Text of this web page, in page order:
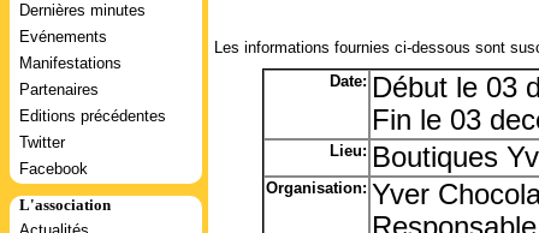
Dernières minutes
Evénements
Manifestations
Partenaires
Editions précédentes
Twitter
Facebook
L'association
Les informations fournies ci-dessous sont
Date: Début le 03
Fin le 03
Lieu: Boutiques
Organisation: Yver